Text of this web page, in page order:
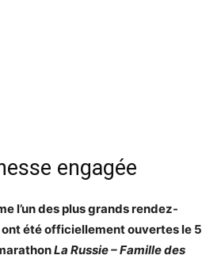
engagée
l’un des plus grands rendez-
été officiellement ouvertes le 5
La Russie – Famille des